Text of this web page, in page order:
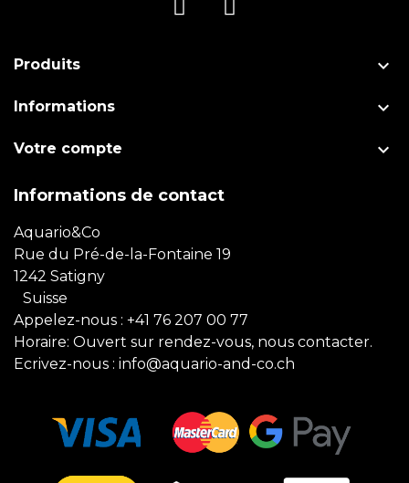
Produits 
Informations 
Votre compte 
Informations de contact
Aquario&Co
Rue du Pré-de-la-Fontaine 19
1242 Satigny
Suisse
Appelez-nous : +41 76 207 00 77
Horaire: Ouvert sur rendez-vous, nous contacter.
Ecrivez-nous : info@aquario-and-co.ch